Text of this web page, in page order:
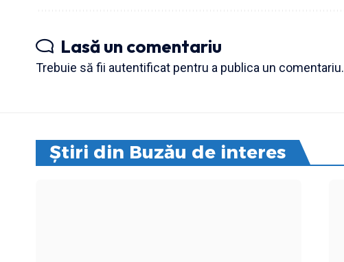
Lasă un comentariu
Trebuie să fii autentificat pentru a publica un comentariu.
Știri din Buzău de interes